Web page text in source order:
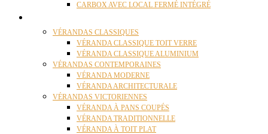
CARBOX AVEC LOCAL FERMÉ INTÉGRÉ
VÉRANDAS CLASSIQUES
VÉRANDA CLASSIQUE TOIT VERRE
VÉRANDA CLASSIQUE ALUMINIUM
VÉRANDAS CONTEMPORAINES
VÉRANDA MODERNE
VÉRANDA ARCHITECTURALE
VÉRANDAS VICTORIENNES
VÉRANDA À PANS COUPÉS
VÉRANDA TRADITIONNELLE
VÉRANDA À TOIT PLAT